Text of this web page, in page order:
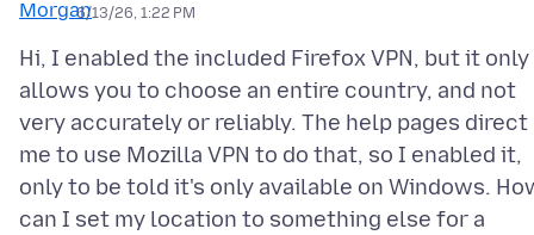
6/13/26, 1:22 PM
Hi, I enabled the included Firefox VPN, but it only
allows you to choose an entire country, and not
very accurately or reliably. The help pages direct
me to use Mozilla VPN to do that, so I enabled it,
only to be told it's only available on Windows.
can I set my location to something else for a